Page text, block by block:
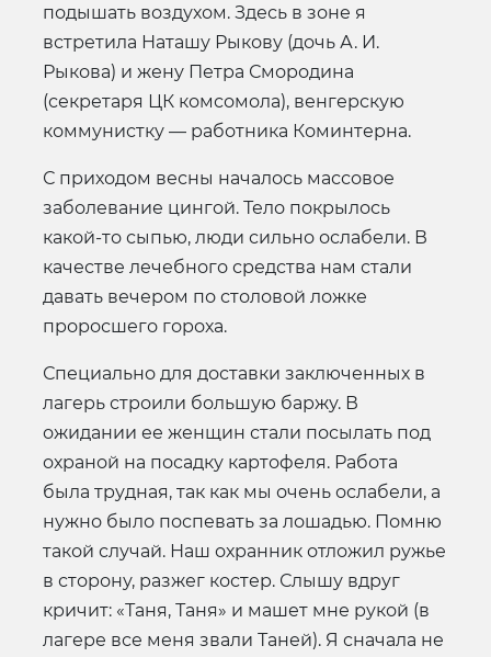
подышать воздухом. Здесь в зоне я
встретила Наташу Рыкову (дочь А. И.
Рыкова) и жену Петра Смородина
(секретаря ЦК комсомола), венгерскую
коммунистку — работника Коминтерна.
С приходом весны началось массовое
заболевание цингой. Тело покрылось
какой-то сыпью, люди сильно ослабели. В
качестве лечебного средства нам стали
давать вечером по столовой ложке
проросшего гороха.
Специально для доставки заключенных в
лагерь строили большую баржу. В
ожидании ее женщин стали посылать под
охраной на посадку картофеля. Работа
была трудная, так как мы очень ослабели, а
нужно было поспевать за лошадью. Помню
такой случай. Наш охранник отложил ружье
в сторону, разжег костер. Слышу вдруг
кричит: «Таня, Таня» и машет мне рукой (в
лагере все меня звали Таней). Я сначала не